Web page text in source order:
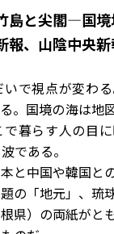
島と尖閣—国
報、山陰中央
で視点が変わ
。国境の海は地
暮らす人の目
である。
と中国や韓国と
の「地元」、琉
県）の両紙がと